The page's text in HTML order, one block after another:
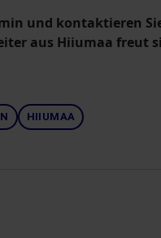
und kontaktieren
aus Hiiumaa freut
HIIUMAA